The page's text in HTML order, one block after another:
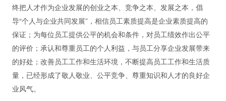
终把人才作为企业发展的创业之本、竞争之本、发展之本，倡
导“个人与企业共同发展”，相信员工素质提高是企业素质提高的
保证；为每位员工提供公平的机会和条件，对员工绩效作出公平
的评价；承认和尊重员工的个人利益，与员工分享企业发展带来
的好处；改善员工工作和生活环境，不断提高员工工作和生活质
量，已经形成了敬人敬业、公平竞争、尊重知识和人才的良好企
业风气。